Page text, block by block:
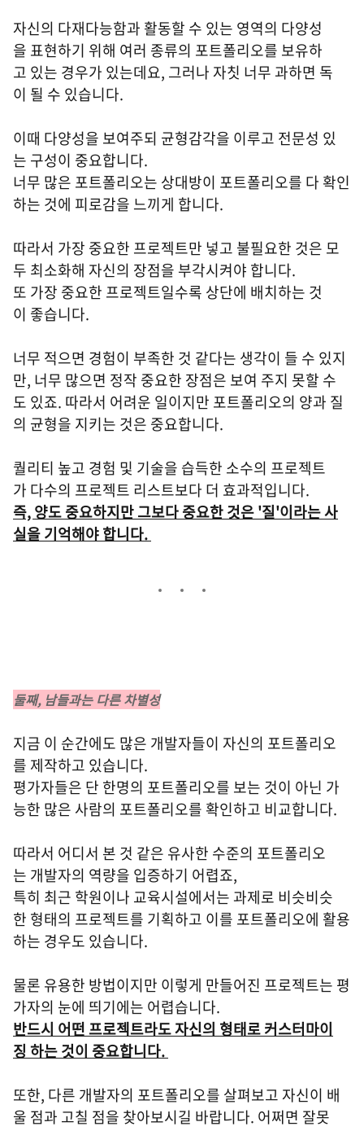
자신의 다재다능함과 활동할 수 있는 영역의 다양성
을 표현하기 위해 여러 종류의 포트폴리오를 보유하
고 있는 경우가 있는데요, 그러나 자칫 너무 과하면 독
이 될 수 있습니다.
이때 다양성을 보여주되 균형감각을 이루고 전문성 있
는 구성이 중요합니다.
너무 많은 포트폴리오는 상대방이 포트폴리오를 다 확인
하는 것에 피로감을 느끼게 합니다.
따라서 가장 중요한 프로젝트만 넣고 불필요한 것은 모
두 최소화해 자신의 장점을 부각시켜야 합니다.
또 가장 중요한 프로젝트일수록 상단에 배치하는 것
이 좋습니다.
너무 적으면 경험이 부족한 것 같다는 생각이 들 수 있지
만, 너무 많으면 정작 중요한 장점은 보여 주지 못할 수
도 있죠. 따라서 어려운 일이지만 포트폴리오의 양과 질
의 균형을 지키는 것은 중요합니다.
퀄리티 높고 경험 및 기술을 습득한 소수의 프로젝트
가 다수의 프로젝트 리스트보다 더 효과적입니다.
즉, 양도 중요하지만 그보다 중요한 것은 '질'이라는 사
실을 기억해야 합니다.
둘째, 남들과는 다른 차별성
지금 이 순간에도 많은 개발자들이 자신의 포트폴리오
를 제작하고 있습니다.
평가자들은 단 한명의 포트폴리오를 보는 것이 아닌 가
능한 많은 사람의 포트폴리오를 확인하고 비교합니다.
따라서 어디서 본 것 같은 유사한 수준의 포트폴리오
는 개발자의 역량을 입증하기 어렵죠,
특히 최근 학원이나 교육시설에서는 과제로 비슷비슷
한 형태의 프로젝트를 기획하고 이를 포트폴리오에 활용
하는 경우도 있습니다.
물론 유용한 방법이지만 이렇게 만들어진 프로젝트는 평
가자의 눈에 띄기에는 어렵습니다.
반드시 어떤 프로젝트라도 자신의 형태로 커스터마이
징 하는 것이 중요합니다.
또한, 다른 개발자의 포트폴리오를 살펴보고 자신이 배
울 점과 고칠 점을 찾아보시길 바랍니다. 어쩌면 잘못